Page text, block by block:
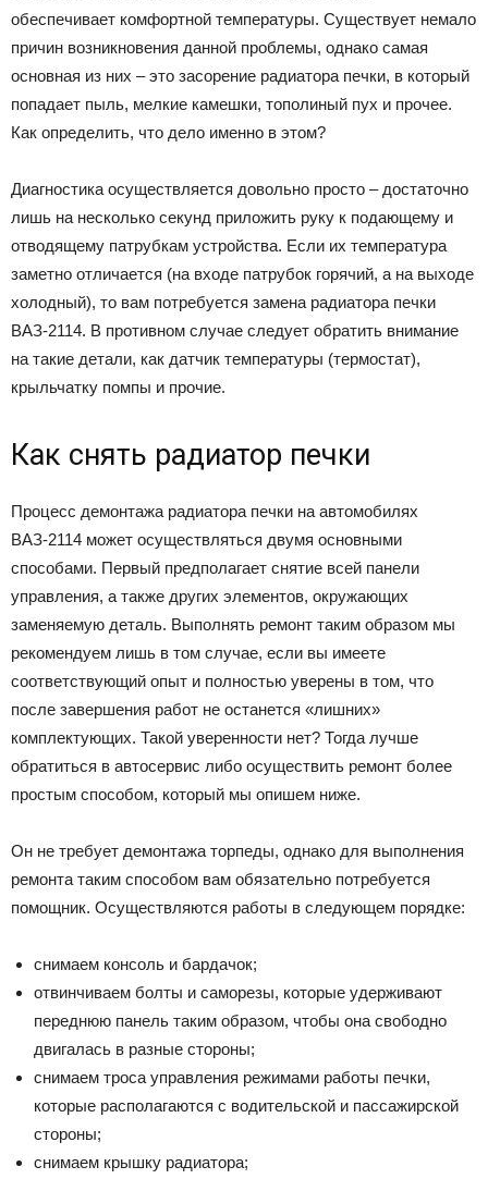
обеспечивает комфортной температуры. Существует немало
причин возникновения данной проблемы, однако самая
основная из них – это засорение радиатора печки, в который
попадает пыль, мелкие камешки, тополиный пух и прочее.
Как определить, что дело именно в этом?
Диагностика осуществляется довольно просто – достаточно
лишь на несколько секунд приложить руку к подающему и
отводящему патрубкам устройства. Если их температура
заметно отличается (на входе патрубок горячий, а на выходе
холодный), то вам потребуется замена радиатора печки
ВАЗ-2114. В противном случае следует обратить внимание
на такие детали, как датчик температуры (термостат),
крыльчатку помпы и прочие.
Как снять радиатор печки
Процесс демонтажа радиатора печки на автомобилях
ВАЗ-2114 может осуществляться двумя основными
способами. Первый предполагает снятие всей панели
управления, а также других элементов, окружающих
заменяемую деталь. Выполнять ремонт таким образом мы
рекомендуем лишь в том случае, если вы имеете
соответствующий опыт и полностью уверены в том, что
после завершения работ не останется «лишних»
комплектующих. Такой уверенности нет? Тогда лучше
обратиться в автосервис либо осуществить ремонт более
простым способом, который мы опишем ниже.
Он не требует демонтажа торпеды, однако для выполнения
ремонта таким способом вам обязательно потребуется
помощник. Осуществляются работы в следующем порядке:
снимаем консоль и бардачок;
отвинчиваем болты и саморезы, которые удерживают
переднюю панель таким образом, чтобы она свободно
двигалась в разные стороны;
снимаем троса управления режимами работы печки,
которые располагаются с водительской и пассажирской
стороны;
снимаем крышку радиатора;